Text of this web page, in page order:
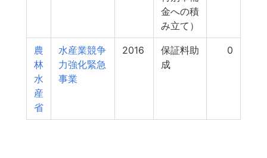
金への積
み立て）
農
林
水
産
省
水産業競争
力強化緊急
事業
2016
保証料助
成
0